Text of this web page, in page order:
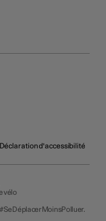
d'accessibilité
vélo